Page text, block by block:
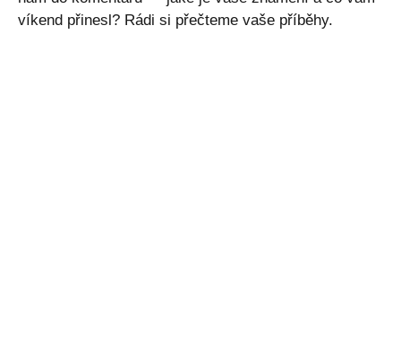
víkend přinesl? Rádi si přečteme vaše příběhy.